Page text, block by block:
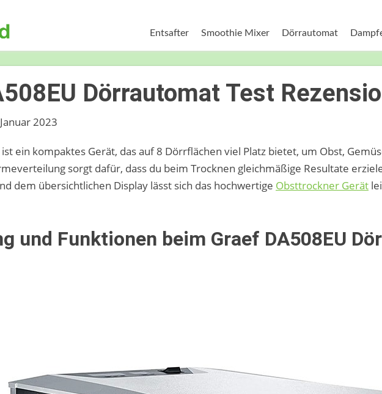
Entsafter Smoothie Mixer Dörrautomat
Dörrautomat Test
2023
ein kompaktes Gerät, das auf 8 Dörrflächen viel Platz bietet, um Obst,
sorgt dafür, dass du beim Trocknen gleichmäßige Resultate
dem übersichtlichen Display lässt sich das hochwertige Obsttrockner Gerät
und Funktionen beim Graef DA508EU